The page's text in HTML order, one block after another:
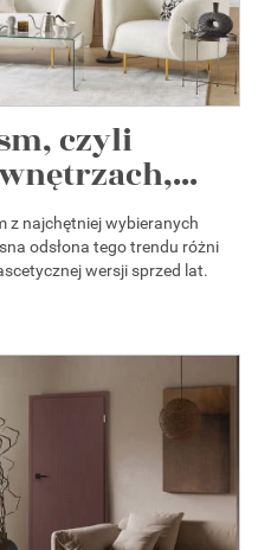
czyli
z najchętniej wybieranych
odsłona tego trendu różni
wersji sprzed lat.